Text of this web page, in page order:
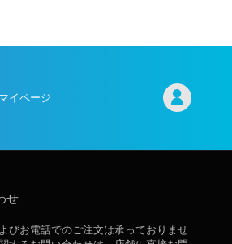
イページ
せ
びお電話でのご注文は承っておりませ